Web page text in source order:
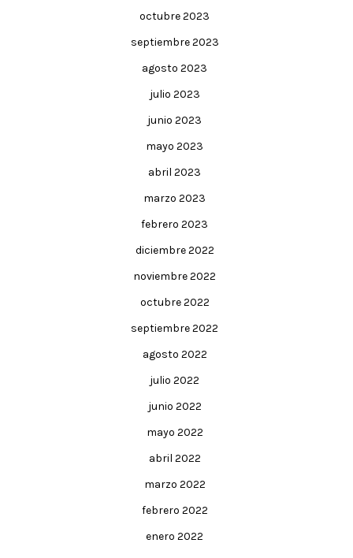
octubre 2023
septiembre 2023
agosto 2023
julio 2023
junio 2023
mayo 2023
abril 2023
marzo 2023
febrero 2023
diciembre 2022
noviembre 2022
octubre 2022
septiembre 2022
agosto 2022
julio 2022
junio 2022
mayo 2022
abril 2022
marzo 2022
febrero 2022
enero 2022